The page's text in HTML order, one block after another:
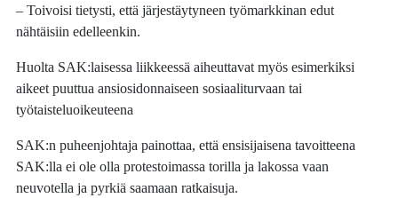
– Toivoisi tietysti, että järjestäytyneen työmarkkinan edut
nähtäisiin edelleenkin.
Huolta SAK:laisessa liikkeessä aiheuttavat myös esimerkiksi
aikeet puuttua ansiosidonnaiseen sosiaaliturvaan tai
työtaisteluoikeuteena
SAK:n puheenjohtaja painottaa, että ensisijaisena tavoitteena
SAK:lla ei ole olla protestoimassa torilla ja lakossa vaan
neuvotella ja pyrkiä saamaan ratkaisuja.